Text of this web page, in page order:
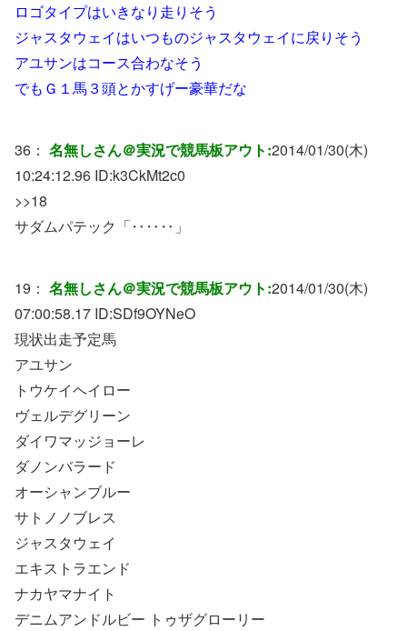
ロゴタイプはいきなり走りそう
ジャスタウェイはいつものジャスタウェイに戻りそう
アユサンはコース合わなそう
でもＧ１馬３頭とかすげー豪華だな
36： 名無しさん＠実況で競馬板アウト:2014/01/30(木)
10:24:12.96 ID:k3CkMt2c0
>>18
サダムパテック「‥‥‥」
19： 名無しさん＠実況で競馬板アウト:2014/01/30(木)
07:00:58.17 ID:SDf9OYNeO
現状出走予定馬
アユサン
トウケイヘイロー
ヴェルデグリーン
ダイワマッジョーレ
ダノンバラード
オーシャンブルー
サトノノブレス
ジャスタウェイ
エキストラエンド
ナカヤマナイト
デニムアンドルビー トゥザグローリー